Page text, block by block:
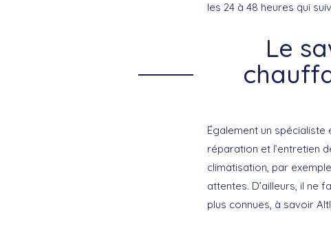
les 24 à 48 heures qui
Le
Également un
réparation et l’entretien
climatisation, par
attentes. D’ailleurs, il ne
plus connues, à savoir